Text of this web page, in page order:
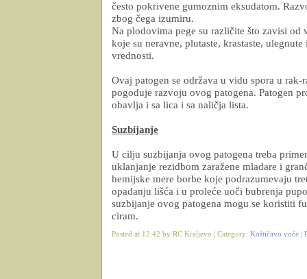
često pokrivene gumoznim eksudatom.
zbog čega izumiru.
Na plodovima pege su različite što zavisi od
koje su neravne, plutaste, krastaste,
vrednosti.
Ovaj patogen se održava u vidu spora u
pogoduje razvoju ovog patogena. Patogen
obavlja i sa lica i sa naličja lista.
Suzbijanje
U cilju suzbijanja ovog patogena treba
uklanjanje rezidbom zaražene mladare i
hemijske mere borbe koje podrazumevaju
opadanju lišća i u proleće uoči bubrenja
suzbijanje ovog patogena mogu se koristiti
ciram.
Posted at 12:42 by RC Kraljevo | Category: Koštičavo voće